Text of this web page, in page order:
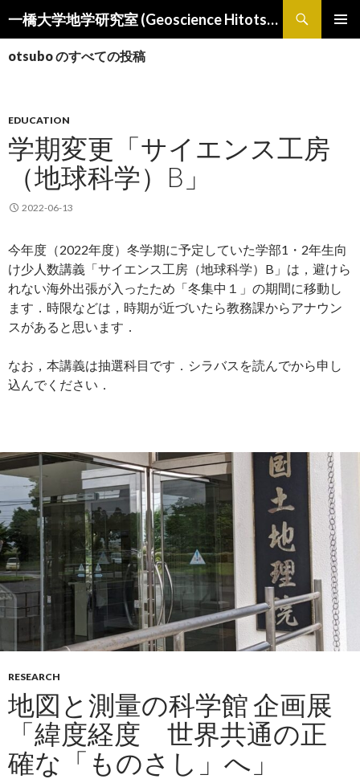
一橋大学地学研究室 (Geoscience Hitotsubashi)
ン
へ
ス
キ
otsubo のすべての投稿
EDUCATION
学期変更「サイエンス工房
（地球科学）B」
2022-06-13
今年度（2022年度）冬学期に予定していた学部1・2年生向
け少人数講義「サイエンス工房（地球科学）B」は，避けら
れない海外出張が入ったため「冬集中１」の期間に移動し
ます．時限などは，時期が近づいたら教務課からアナウン
スがあると思います．
なお，本講義は抽選科目です．シラバスを読んでから申し
込んでください．
RESEARCH
地図と測量の科学館 企画展
「緯度経度 世界共通の正
確な「ものさし」へ」